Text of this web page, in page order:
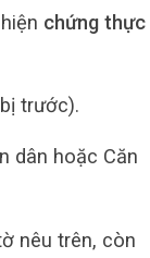
chứng thực
trước).
dân hoặc Căn
nêu trên, còn